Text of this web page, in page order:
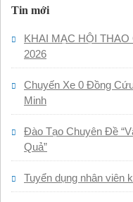
Tin mới
KHAI MẠC HỘI
2026
Chuyến Xe 0 Đồng
Minh
Đào Tạo Chuyên Đề
Quả”
Tuyển dụng nhân viên